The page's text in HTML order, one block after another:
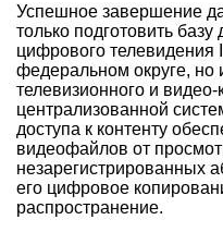
Успешное завершение
только подготовить
цифрового телевидения
федеральном округе, но
телевизионного и
централизованной
доступа к контенту
видеофайлов от
незарегистрированных
его цифровое
распространение.